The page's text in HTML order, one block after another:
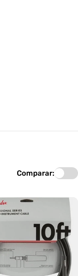
Comparar: